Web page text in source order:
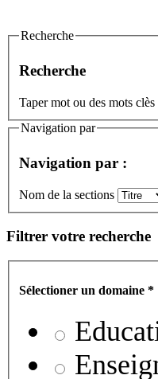
Recherche
Recherche
Taper mot ou des mots clès
Navigation par
Navigation par :
Nom de la sections
Filtrer votre recherche
Sélectioner un domaine *